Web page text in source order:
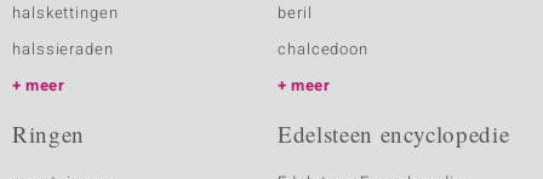
halskettingen
halssieraden
meer
beril
chalcedoon
meer
Ringen Edelsteen encyclopedie